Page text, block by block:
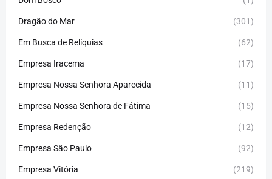
Dragão do Mar (301)
Em Busca de Relíquias (62)
Empresa Iracema (17)
Empresa Nossa Senhora Aparecida (11)
Empresa Nossa Senhora de Fátima (15)
Empresa Redenção (12)
Empresa São Paulo (92)
Empresa Vitória (219)